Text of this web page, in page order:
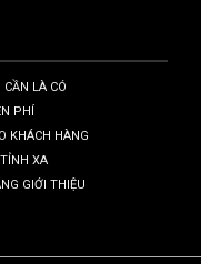
LÀ CÓ
PHÍ
KHÁCH HÀNG
XA
GIỚI THIỆU